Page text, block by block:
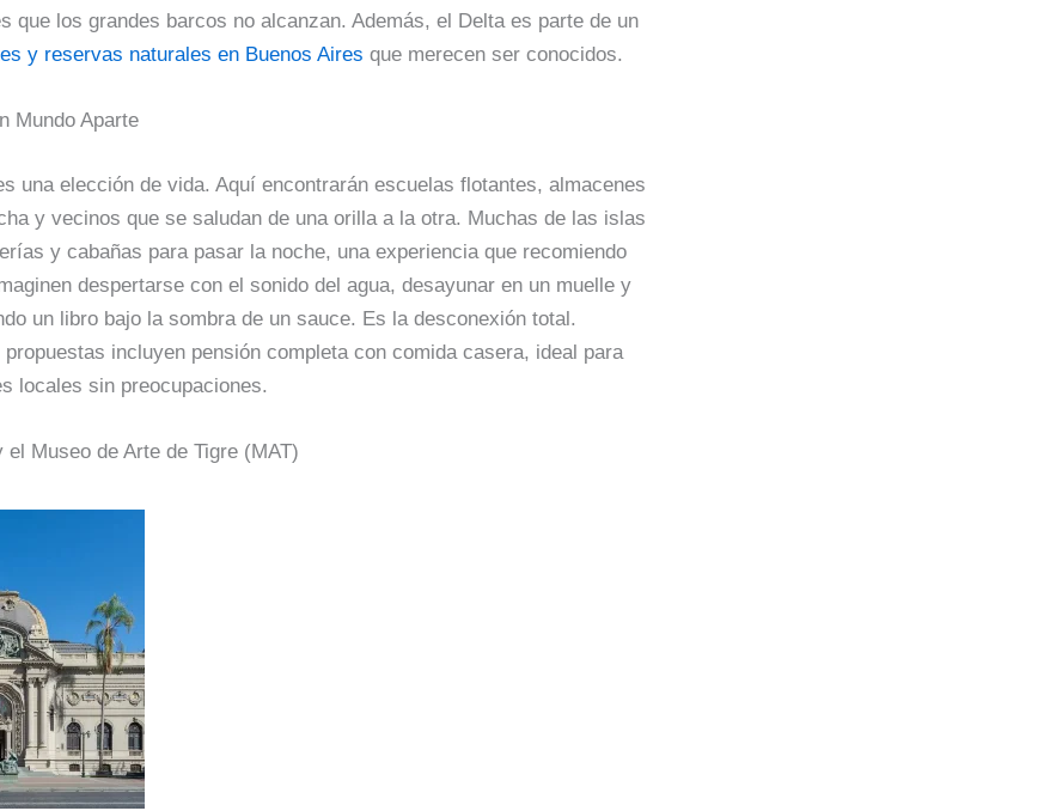
que los grandes barcos no alcanzan. Además, el Delta es parte de un
y reservas naturales en Buenos Aires que merecen ser conocidos.
Mundo Aparte
una elección de vida. Aquí encontrarán escuelas flotantes, almacenes
y vecinos que se saludan de una orilla a la otra. Muchas de las islas
y cabañas para pasar la noche, una experiencia que recomiendo
despertarse con el sonido del agua, desayunar en un muelle y
un libro bajo la sombra de un sauce. Es la desconexión total.
incluyen pensión completa con comida casera, ideal para
locales sin preocupaciones.
Museo de Arte de Tigre (MAT)